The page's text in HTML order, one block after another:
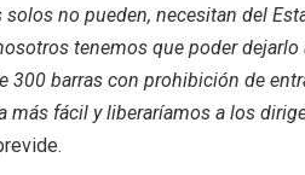
solos no pueden, necesitan del
tenemos que poder
300 barras con prohibición de
más fácil y liberaríamos a los